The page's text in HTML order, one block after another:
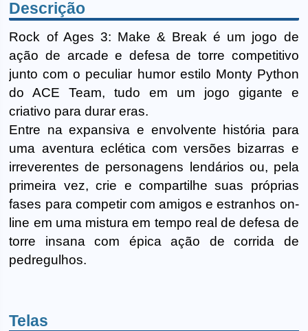
Descrição
Rock of Ages 3: Make & Break é um jogo de
ação de arcade e defesa de torre competitivo
junto com o peculiar humor estilo Monty Python
do ACE Team, tudo em um jogo gigante e
criativo para durar eras.
Entre na expansiva e envolvente história para
uma aventura eclética com versões bizarras e
irreverentes de personagens lendários ou, pela
primeira vez, crie e compartilhe suas próprias
fases para competir com amigos e estranhos on-
line em uma mistura em tempo real de defesa de
torre insana com épica ação de corrida de
pedregulhos.
Telas